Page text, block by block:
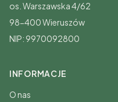
os. Warszawska 4/62
98-400 Wieruszów
NIP: 9970092800
INFORMACJE
O nas